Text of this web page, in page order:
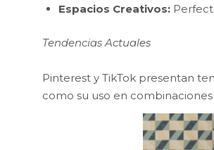
Espacios Creativos:
Tendencias Actuales
Pinterest y TikTok presentan
como su uso en